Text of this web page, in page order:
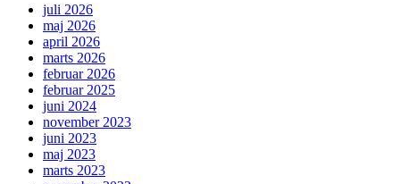
juli 2026
maj 2026
april 2026
marts 2026
februar 2026
februar 2025
juni 2024
november 2023
juni 2023
maj 2023
marts 2023